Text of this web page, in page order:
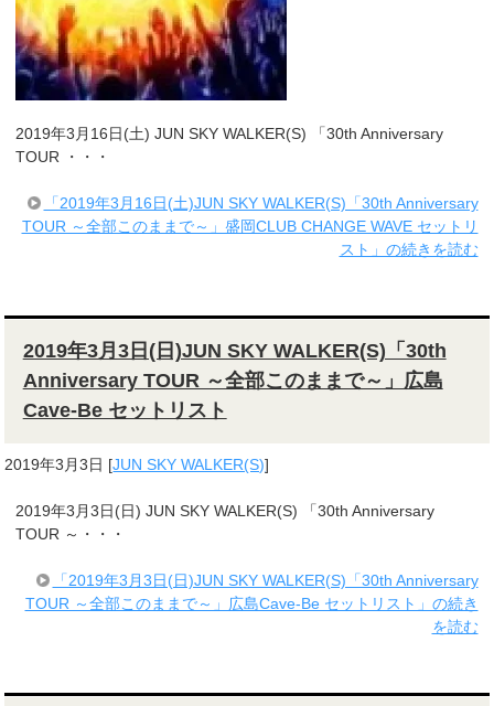
2019年3月16日(土) JUN SKY WALKER(S) 「30th Anniversary
TOUR ・・・
「2019年3月16日(土)JUN SKY WALKER(S)「30th Anniversary
TOUR ～全部このままで～」盛岡CLUB CHANGE WAVE セットリ
スト」の続きを読む
2019年3月3日(日)JUN SKY WALKER(S)「30th
Anniversary TOUR ～全部このままで～」広島
Cave-Be セットリスト
2019年3月3日 [JUN SKY WALKER(S)]
2019年3月3日(日) JUN SKY WALKER(S) 「30th Anniversary
TOUR ～・・・
「2019年3月3日(日)JUN SKY WALKER(S)「30th Anniversary
TOUR ～全部このままで～」広島Cave-Be セットリスト」の続き
を読む